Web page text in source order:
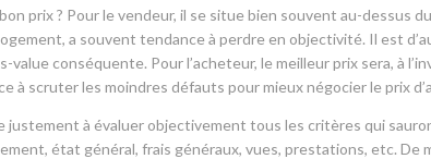
prix ? Pour le vendeur, il se situe bien souvent au-dessus
a souvent tendance à perdre en objectivité. Il est
value conséquente. Pour l’acheteur, le meilleur prix sera, à
à scruter les moindres défauts pour mieux négocier le prix
justement à évaluer objectivement tous les critères qui
état général, frais généraux, vues, prestations, etc.